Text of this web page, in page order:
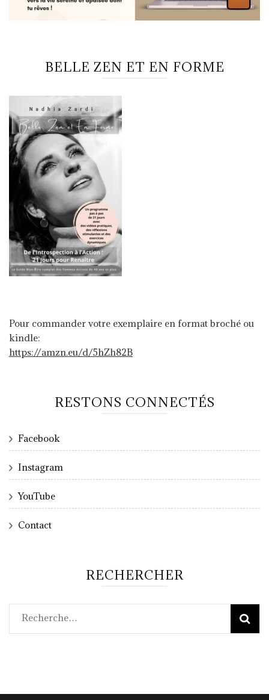
BELLE ZEN ET EN FORME
Pour commander votre exemplaire en format broché ou
kindle:
https://amzn.eu/d/5hZh82B
RESTONS CONNECTÉS
Facebook
Instagram
YouTube
Contact
RECHERCHER
Rechercher :